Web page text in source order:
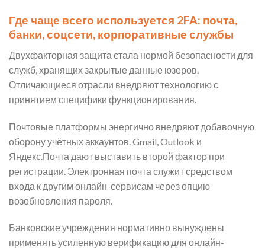
Где чаще всего используется 2FA: почта,
банки, соцсети, корпоративные службы
Двухфакторная защита стала нормой безопасности для
служб, хранящих закрытые данные юзеров.
Отличающиеся отрасли внедряют технологию с
принятием специфики функционирования.
Почтовые платформы энергично внедряют добавочную
оборону учётных аккаунтов. Gmail, Outlook и
Яндекс.Почта дают выставить второй фактор при
регистрации. Электронная почта служит средством
входа к другим онлайн-сервисам через опцию
возобновления пароля.
Банковские учреждения нормативно вынуждены
применять усиленную верификацию для онлайн-